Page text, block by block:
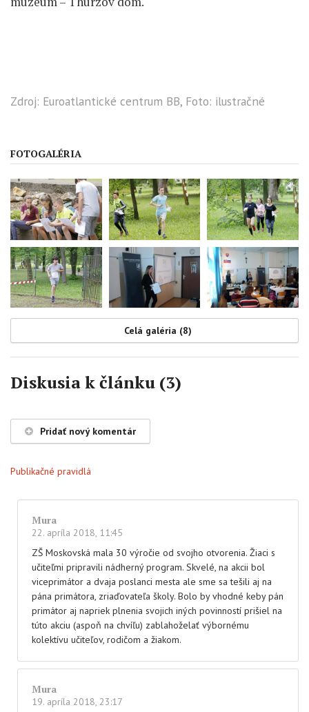
Zdroj: Euroatlantické centrum BB, Foto: ilustračné
FOTOGALÉRIA
Celá galéria (8)
Diskusia k článku (3)
Pridať nový komentár
Publikačné pravidlá
Mura
22. apríla 2018, 11:45
ZŠ Moskovská mala 30 výročie od svojho otvorenia. Žiaci s
učiteľmi pripravili nádherný program. Skvelé, na akcii bol
viceprimátor a dvaja poslanci mesta ale sme sa tešili aj na
pána primátora, zriaďovateľa školy. Bolo by vhodné keby pán
primátor aj napriek plnenia svojich iných povinností prišiel na
túto akciu (aspoň na chvíľu) zablahoželať výbornému
kolektívu učiteľov, rodičom a žiakom.
Mura
19. apríla 2018, 23:17